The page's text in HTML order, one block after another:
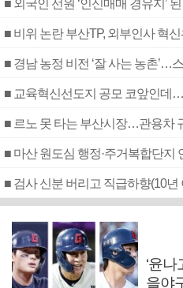
■ 외국인 선원 ‘인신매매 경유지’
■ 비위 논란 부산TP, 외부인사 혁신
■ 경남 농정 비전 ‘잘 사는 농촌’…
■ 교육혁신선도지 공모 코앞인데…
■ 르노 못 타는 부산시장…관용차
■ 마산 원도심 행정·주거복합단지
‘윤
을야